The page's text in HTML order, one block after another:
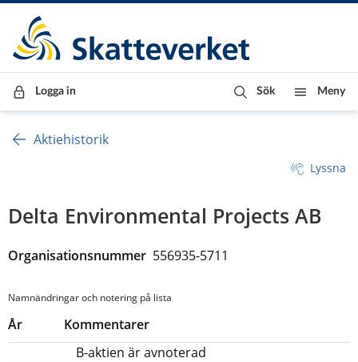
Till innehåll
Till navigationen
Till chattrobot
Logga in Sök Meny
Aktiehistorik
Lyssna
Delta Environmental Projects AB
Organisationsnummer 556935-5711
Namnändringar och notering på lista
År
Kommentarer
B-aktien är avnoterad